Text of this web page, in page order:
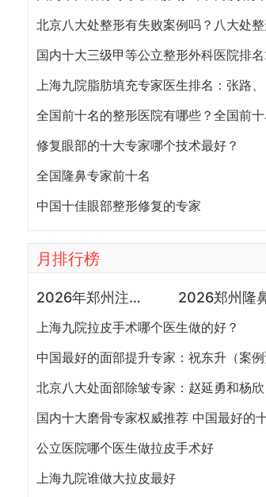
修复眼部的十大专家哪个技术最好？
全国隆鼻专家前十名
中国十佳眼部整形修复的专家
月排行榜
2026年郑州注射抗衰医生预约排行榜：徐建平、张歌、赵永华、张婉霞、王妍芝、唐喜、李娟、朱怡梦哪个好？
上海九院拉皮手术哪个医生做的好？
北京八大处面部除皱专家：赵延勇和杨欣
公立医院哪个医生做拉皮手术好
上海九院谁做大拉皮最好